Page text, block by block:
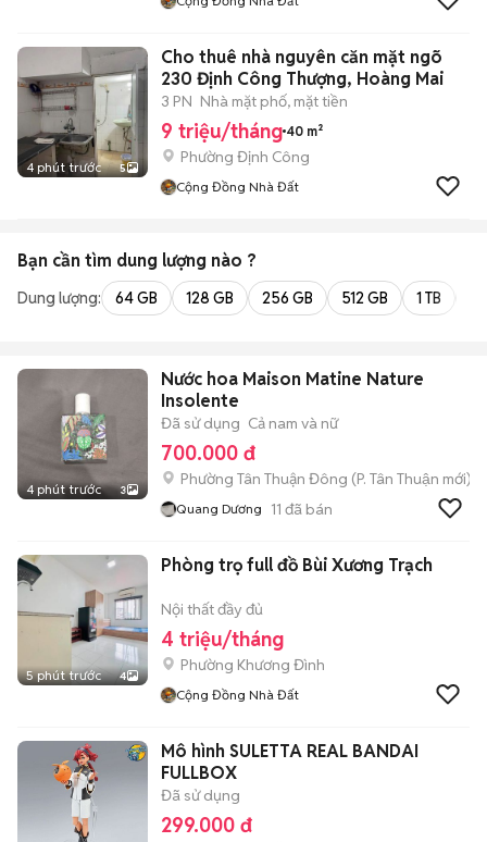
4 phút trước 5
Cho thuê nhà nguyên căn mặt ngõ
230 Định Công Thượng, Hoàng Mai
3 PN Nhà mặt phố, mặt tiền
9 triệu/tháng 40 m²
Phường Định Công
Cộng Đồng Nhà Đất
Bạn cần tìm dung lượng nào ?
Dung lượng: 64 GB 128 GB 256 GB 512 GB 1 TB
4 phút trước 3
Nước hoa Maison Matine Nature
Insolente
Đã sử dụng Cả nam và nữ
700.000 đ
Phường Tân Thuận Đông (P. Tân Thuận mới)
Quang Dương 11 đã bán
5 phút trước 4
Phòng trọ full đồ Bùi Xương Trạch
Nội thất đầy đủ
4 triệu/tháng
Phường Khương Đình
Cộng Đồng Nhà Đất
Mô hình SULETTA REAL BANDAI
FULLBOX
Đã sử dụng
299.000 đ